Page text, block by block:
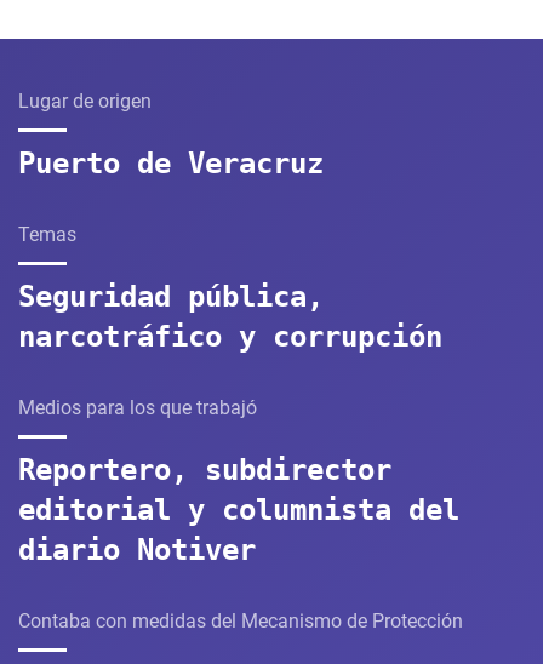
Lugar de origen
Puerto de Veracruz
Temas
Seguridad pública,
narcotráfico y corrupción
Medios para los que trabajó
Reportero, subdirector
editorial y columnista del
diario Notiver
Contaba con medidas del Mecanismo de Protección